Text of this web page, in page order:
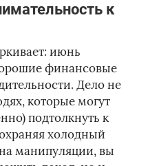
к
июнь
финансовые
Дело не
которые могут
подтолкнуть к
холодный
манипуляции, вы